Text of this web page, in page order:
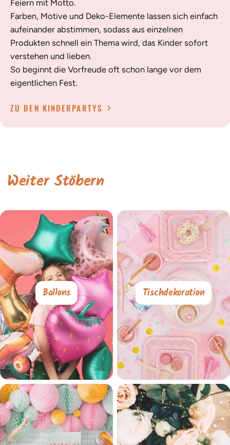
Feiern mit Motto.
Farben, Motive und Deko-Elemente lassen sich einfach
aufeinander abstimmen, sodass aus einzelnen
Produkten schnell ein Thema wird, das Kinder sofort
verstehen und lieben.
So beginnt die Vorfreude oft schon lange vor dem
eigentlichen Fest.
ZU DEN KINDERPARTYS
Weiter Stöbern
Ballons Tischdekoration